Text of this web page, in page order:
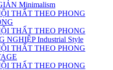
Minimalism
THẤT THEO PHONG
THẤT THEO PHONG
NGHIỆP Industrial Style
THẤT THEO PHONG
THẤT THEO PHONG